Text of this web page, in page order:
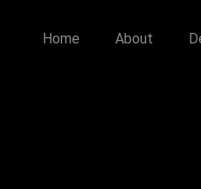
About
Home